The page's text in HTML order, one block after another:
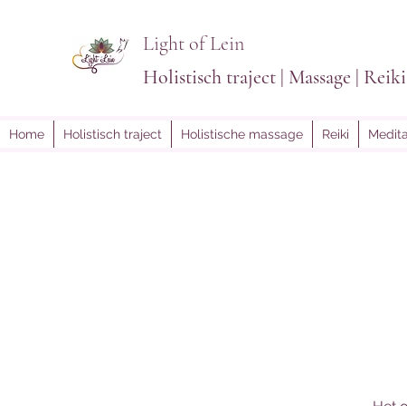
Light of Lein
Holistisch traject | Massage |
Home Holistisch traject Holistische massage Reiki